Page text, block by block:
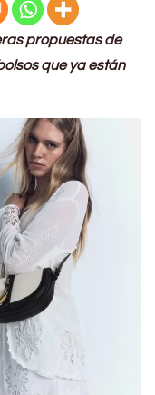
propuestas de
que ya están